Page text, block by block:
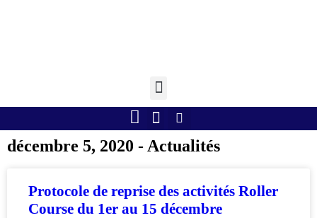
décembre 5, 2020 - Actualités
Protocole de reprise des activités Roller
Course du 1er au 15 décembre